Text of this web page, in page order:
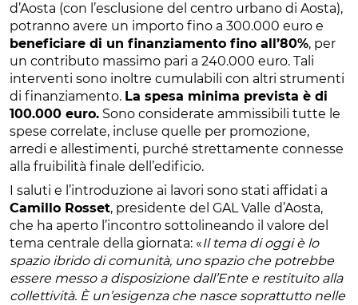
d’Aosta (con l’esclusione del centro urbano di Aosta),
potranno avere un importo fino a 300.000 euro e
beneficiare di un finanziamento fino all’80%, per
un contributo massimo pari a 240.000 euro. Tali
interventi sono inoltre cumulabili con altri strumenti
di finanziamento. La spesa minima prevista è di
100.000 euro. Sono considerate ammissibili tutte le
spese correlate, incluse quelle per promozione,
arredi e allestimenti, purché strettamente connesse
alla fruibilità finale dell’edificio.
I saluti e l’introduzione ai lavori sono stati affidati a
Camillo Rosset, presidente del GAL Valle d’Aosta,
che ha aperto l’incontro sottolineando il valore del
tema centrale della giornata: «Il tema di oggi è lo
spazio ibrido di comunità, uno spazio che potrebbe
essere messo a disposizione dall’Ente e restituito alla
collettività. È un’esigenza che nasce soprattutto nelle